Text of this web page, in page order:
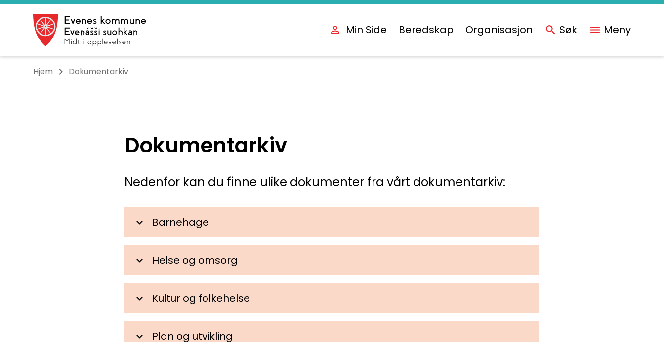
Evenes kommune
Min Side Beredskap Organisasjon Søk Meny
Du er her:
Hjem Dokumentarkiv
Dokumentarkiv
Nedenfor kan du finne ulike dokumenter fra vårt dokumentarkiv:
Barnehage
Helse og omsorg
Kultur og folkehelse
Plan og utvikling